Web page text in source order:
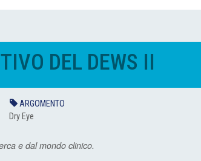
DEL DEWS II
ARGOMENTO
Dry Eye
e dal mondo clinico.